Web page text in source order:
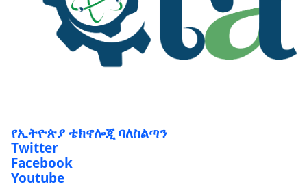
የኢትዮጵያ ቴክኖሎጂ ባለስልጣን
Twitter
Facebook
Youtube